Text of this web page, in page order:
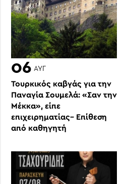
06 ΑΥΓ
Τουρκικός καβγάς για την
Παναγία Σουμελά: «Σαν την
Μέκκα», είπε
επιχειρηματίας– Επίθεση
από καθηγητή